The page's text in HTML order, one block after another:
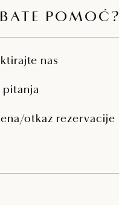
POMOĆ?
nas
pitanja
otkaz rezervacije